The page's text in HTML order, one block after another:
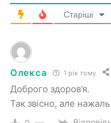
Старіші
Олекса 1 рік тому
Доброго здоров’я.
Так звісно, але